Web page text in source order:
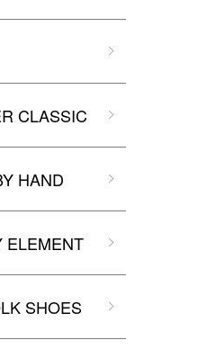
CLASSIC
HAND
ELEMENT
SHOES